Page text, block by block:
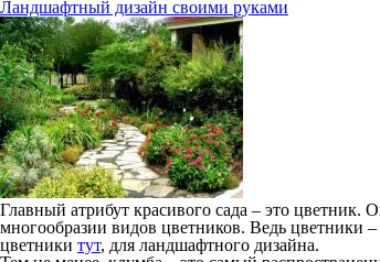
Ландшафтный дизайн своими руками
Главный атрибут красивого сада – это цветник.
многообразии видов цветников. Ведь цветники
цветники тут, для ландшафтного дизайна.